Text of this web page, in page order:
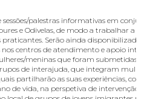
palestras informativas em
e Odivelas, de modo a trabalhar a
Serão ainda
centros de atendimento e apoio
meninas que foram submetidas
de interajuda, que integram
partilharão as suas experiências,
de vida, na perspetiva de intervenção